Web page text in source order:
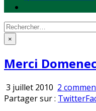
Rechercher
: ×
Merci
3 juillet 2010 2
Partager sur : Twitter